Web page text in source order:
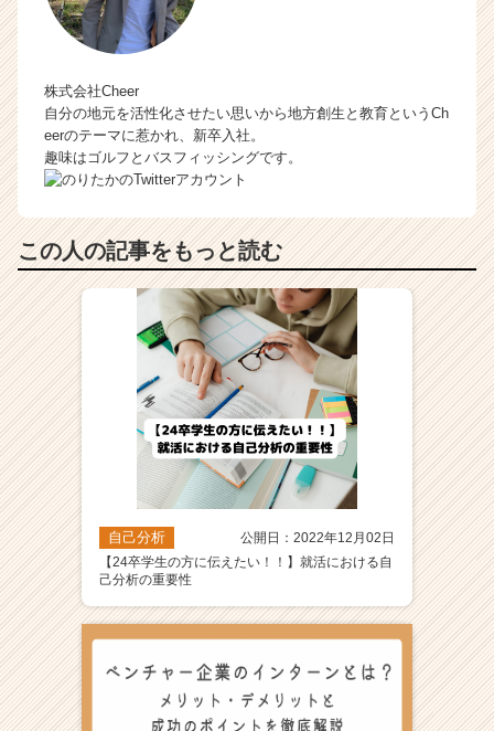
株式会社Cheer
自分の地元を活性化させたい思いから地方創生と教育というCh
eerのテーマに惹かれ、新卒入社。
趣味はゴルフとバスフィッシングです。
この人の記事をもっと読む
自己分析
公開日：2022年12月02日
【24卒学生の方に伝えたい！！】就活における自
己分析の重要性